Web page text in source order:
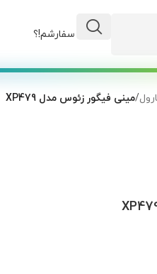
وضعیت سفارشم!؟
/مینی فیگور زئوس مدل XP479